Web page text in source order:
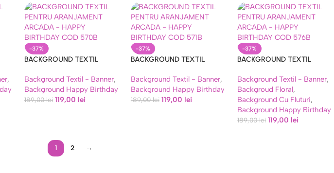
,
-37%
BACKGROUND TEXTIL
ARCADA – HAPPY BIRTHDAY
COD 570B
Background Textil - Banner,
Background Happy Birthday
189,00lei 119,00 lei
-37%
BACKGROUND TEXTIL
ARCADA – HAPPY BIRTHDAY
COD 571B
Background Textil - Banner,
Background Happy Birthday
189,00lei 119,00 lei
-37%
BACKGROUND TEXTIL
ARCADA – HAPPY BIRTHDAY
COD 574B
Background Textil - Banner,
Backgroud Floral,
Background Cu Fluturi,
Background Happy Birthday
189,00lei 119,00 lei
1 2 →